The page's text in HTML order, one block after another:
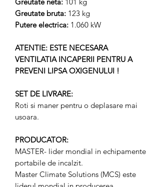
Greutate bruta: 123 kg
Putere electrica: 1.060 kW
ATENTIE: ESTE NECESARA
VENTILATIA INCAPERII PENTRU A
PREVENI LIPSA OXIGENULUI !
SET DE LIVRARE:
Roti si maner pentru o deplasare mai
usoara.
PRODUCATOR:
MASTER- lider mondial in echipamente
portabile de incalzit.
Master Climate Solutions (MCS) este